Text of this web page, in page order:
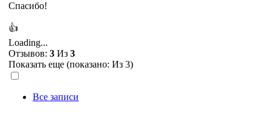
Спасибо!
👍
Loading...
Отзывов: 3 Из 3
Показать еще (показано: Из 3)
Все записи